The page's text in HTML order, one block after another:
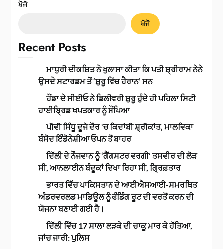
ਖੋਜੋ
ਖੋਜੋ
Recent Posts
ਮਾਧੁਰੀ ਦੀਕਸ਼ਿਤ ਨੇ ਖੁਲਾਸਾ ਕੀਤਾ ਕਿ ਪਤੀ ਸ਼੍ਰੀਰਾਮ ਨੇਨੇ
ਉਸਦੇ ਸਟਾਰਡਮ ਤੋਂ ‘ਸ਼ੁਰੂ ਵਿੱਚ ਹੈਰਾਨ’ ਸਨ
ਹੌਂਡਾ ਦੇ ਸੀਈਓ ਨੇ ਡਿਲੀਵਰੀ ਸ਼ੁਰੂ ਹੁੰਦੇ ਹੀ ਪਹਿਲਾ ਸਿਟੀ
ਹਾਈਬ੍ਰਿਡ ਖਪਤਕਾਰ ਨੂੰ ਸੌਂਪਿਆ
ਪੀਵੀ ਸਿੰਧੂ ਦੂਜੇ ਦੌਰ ‘ਚ ਕਿਦਾਂਬੀ ਸ਼੍ਰੀਕਾਂਤ, ਮਾਲਵਿਕਾ
ਬੰਸੋਦ ਇੰਡੋਨੇਸ਼ੀਆ ਓਪਨ ਤੋਂ ਬਾਹਰ
ਦਿੱਲੀ ਦੇ ਨੌਜਵਾਨ ਨੂੰ ‘ਗੈਂਗਸਟਰ ਵਰਗੀ’ ਤਸਵੀਰ ਦੀ ਲੋੜ
ਸੀ, ਆਨਲਾਈਨ ਬੰਦੂਕਾਂ ਦਿਖਾ ਰਿਹਾ ਸੀ, ਗ੍ਰਿਫ਼ਤਾਰ
ਭਾਰਤ ਵਿੱਚ ਪਾਕਿਸਤਾਨ ਦੇ ਆਈਐਸਆਈ-ਸਮਰਥਿਤ
ਅੰਡਰਵਰਲਡ ਮਾਡਿਊਲ ਨੂੰ ਫੰਡਿੰਗ ਰੂਟ ਦੀ ਵਰਤੋਂ ਕਰਨ ਦੀ
ਯੋਜਨਾ ਬਣਾਈ ਗਈ ਹੈ।
ਦਿੱਲੀ ਵਿੱਚ 17 ਸਾਲਾ ਲੜਕੇ ਦੀ ਚਾਕੂ ਮਾਰ ਕੇ ਹੱਤਿਆ,
ਜਾਂਚ ਜਾਰੀ: ਪੁਲਿਸ